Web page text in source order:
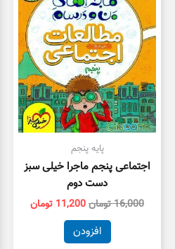
پایه پنجم
اجتماعی پنجم ماجرا خیلی سبز
دست دوم
16,000تومان11,200 تومان
افزودن